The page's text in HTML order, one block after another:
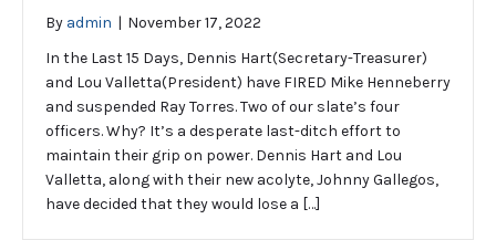
By admin | November 17, 2022
In the Last 15 Days, Dennis Hart(Secretary-Treasurer)
and Lou Valletta(President) have FIRED Mike Henneberry
and suspended Ray Torres. Two of our slate’s four
officers. Why? It’s a desperate last-ditch effort to
maintain their grip on power. Dennis Hart and Lou
Valletta, along with their new acolyte, Johnny Gallegos,
have decided that they would lose a […]